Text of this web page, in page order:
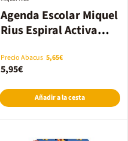
Agenda Escolar Miquel
Rius Espiral Activa
2026-2027 Freedom
Precio Abacus 5,65€
5,95€
Añadir a la cesta